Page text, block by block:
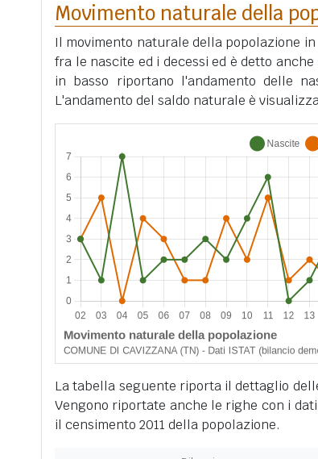
Movimento naturale della
Il movimento naturale della popolazione
fra le nascite ed i decessi ed è detto anche
in basso riportano l'andamento delle
L'andamento del saldo naturale è
La tabella seguente riporta il dettaglio
Vengono riportate anche le righe con i
il censimento 2011 della popolazione.